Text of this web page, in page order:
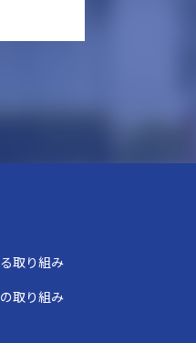
取り組み
取り組み